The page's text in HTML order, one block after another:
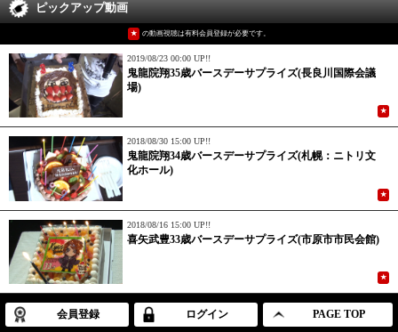
ピックアップ動画
★ の動画視聴は有料会員登録が必要です。
2019/08/23 00:00 UP!!
鬼龍院翔35歳バースデーサプライズ(長良川国際会議
場)
★
2018/08/30 15:00 UP!!
鬼龍院翔34歳バースデーサプライズ(札幌：ニトリ文
化ホール)
★
2018/08/16 15:00 UP!!
喜矢武豊33歳バースデーサプライズ(市原市市民会館)
★
会員登録 ログイン PAGE TOP